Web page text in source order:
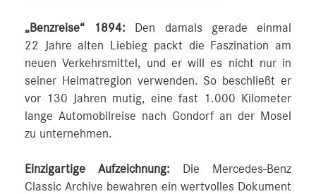
„Benzreise“ 1894: Den damals gerade einmal
22 Jahre alten Liebieg packt die Faszination am
neuen Verkehrsmittel, und er will es nicht nur in
seiner Heimatregion verwenden. So beschließt er
vor 130 Jahren mutig, eine fast 1.000 Kilometer
lange Automobilreise nach Gondorf an der Mosel
zu unternehmen.
Einzigartige Aufzeichnung: Die Mercedes-Benz
Classic Archive bewahren ein wertvolles Dokument